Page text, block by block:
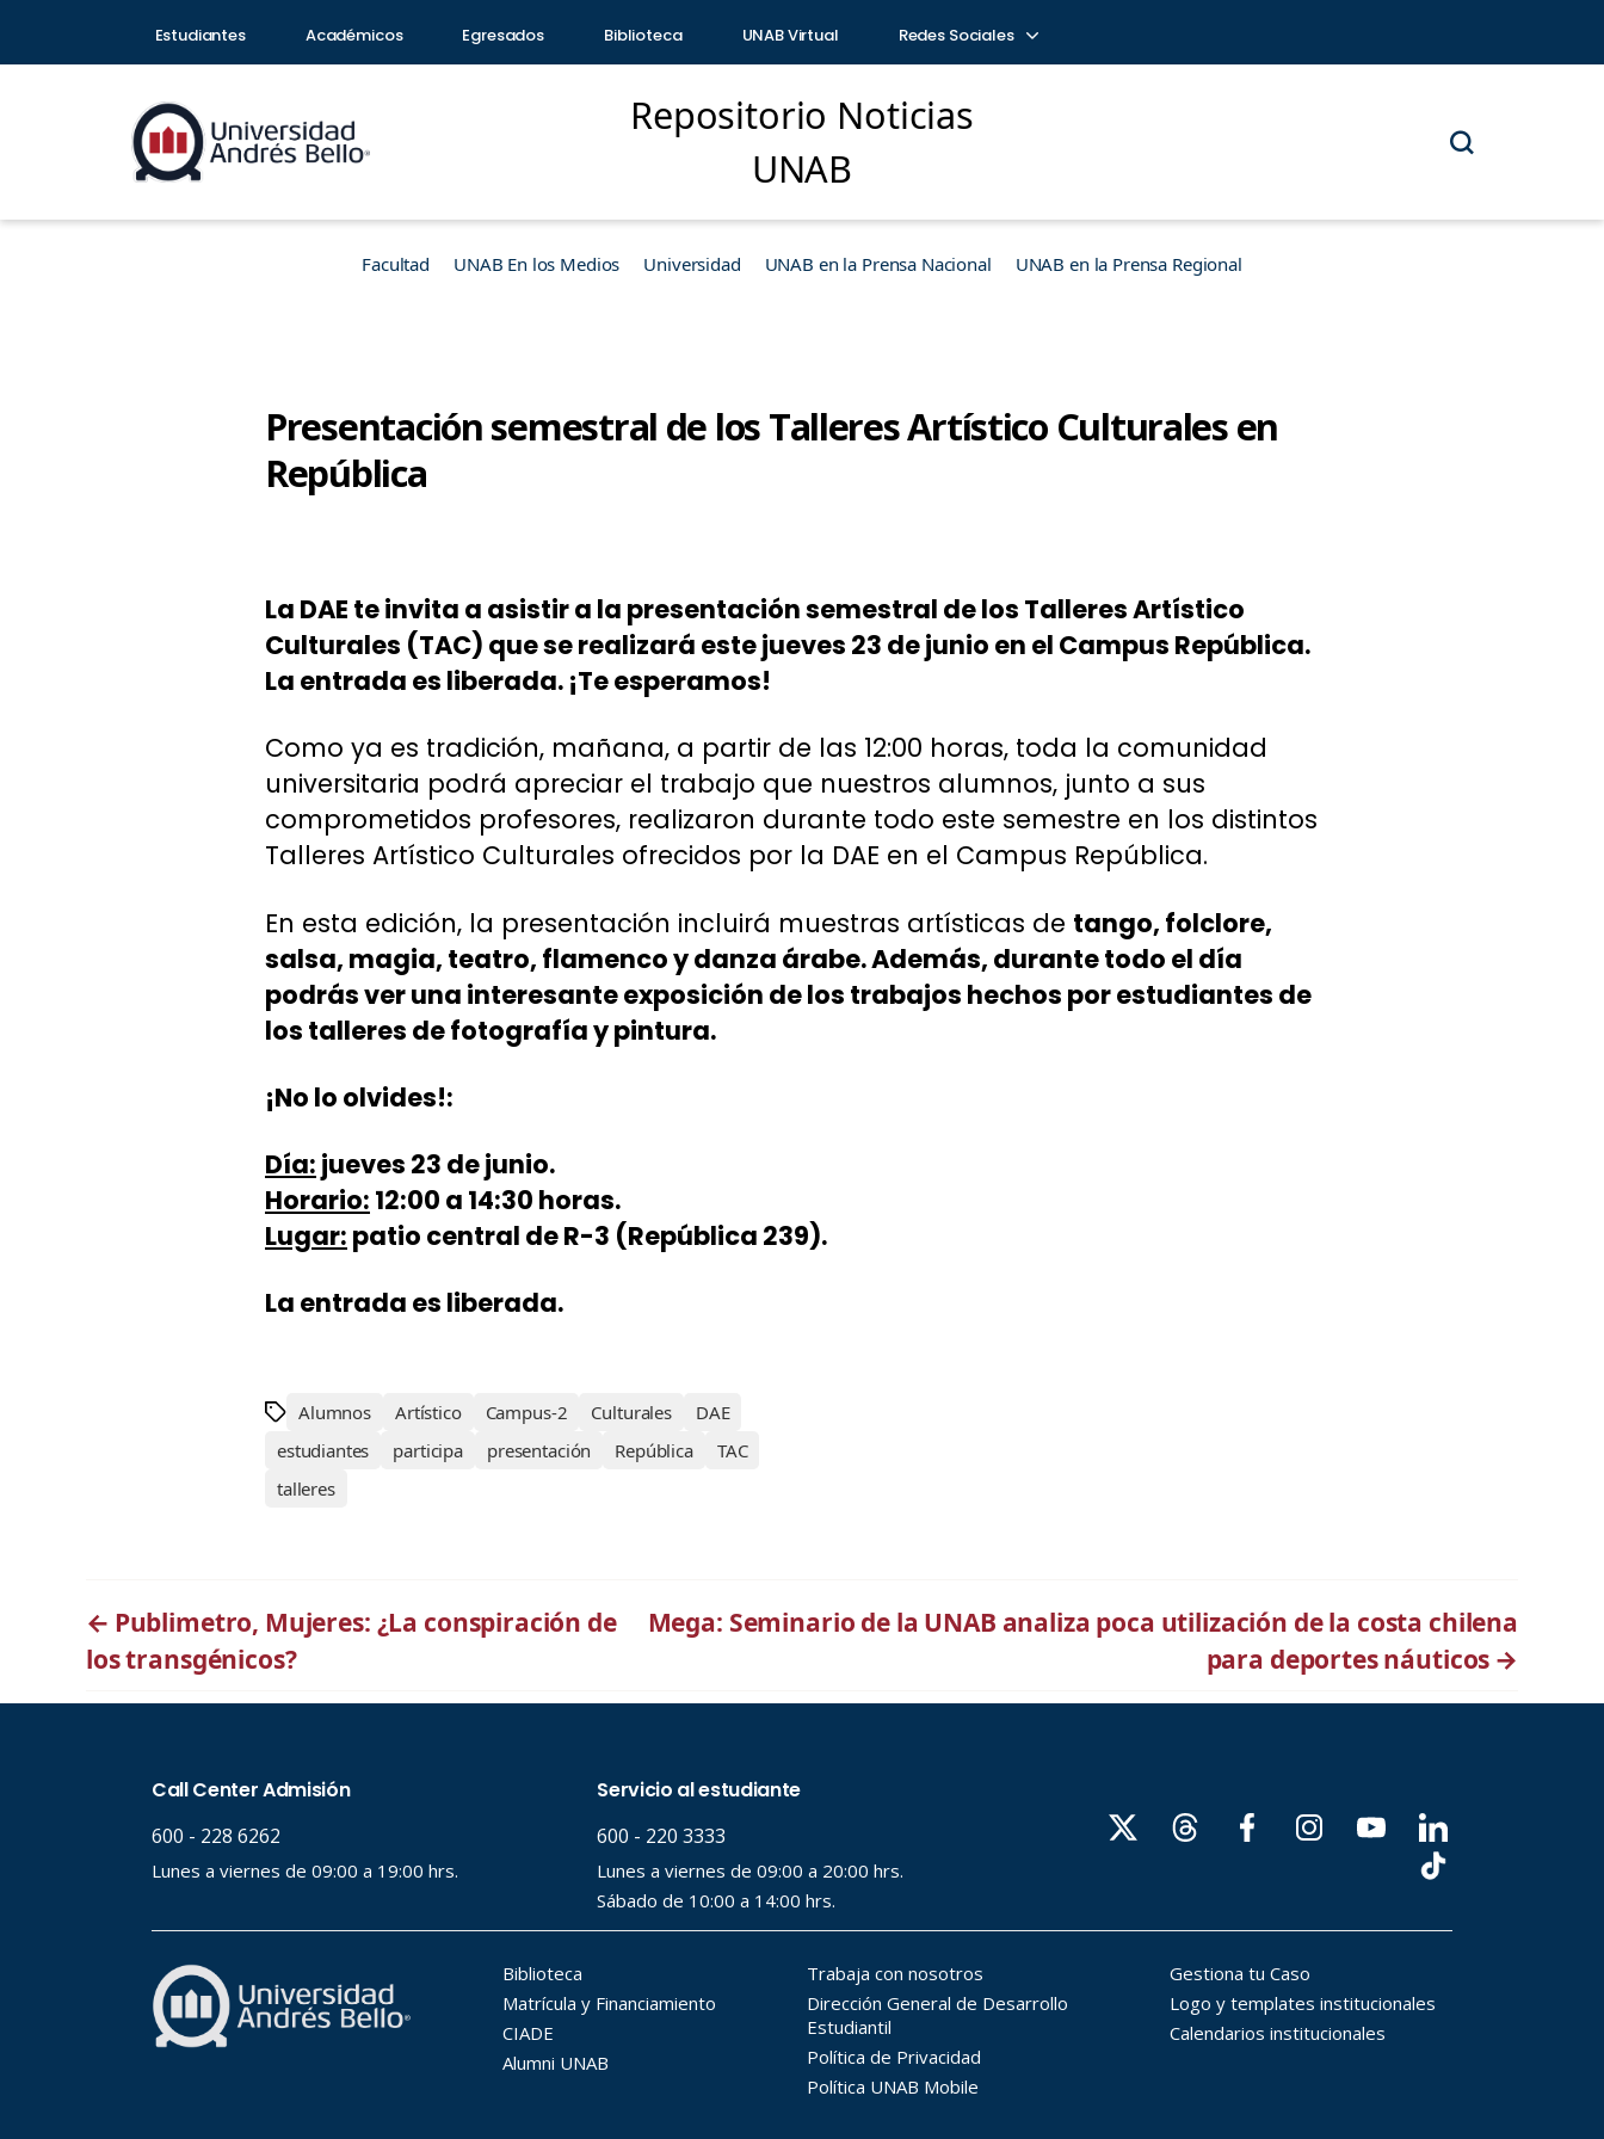
Estudiantes Académicos Egresados Biblioteca UNAB Virtual Redes Sociales
Repositorio Noticias
UNAB
Facultad UNAB En los Medios Universidad UNAB en la Prensa Nacional UNAB en la Prensa Regional
Presentación semestral de los Talleres Artístico Culturales en
República
La DAE te invita a asistir a la presentación semestral de los Talleres Artístico
Culturales (TAC) que se realizará este jueves 23 de junio en el Campus República.
La entrada es liberada. ¡Te esperamos!
Como ya es tradición, mañana, a partir de las 12:00 horas, toda la comunidad
universitaria podrá apreciar el trabajo que nuestros alumnos, junto a sus
comprometidos profesores, realizaron durante todo este semestre en los distintos
Talleres Artístico Culturales ofrecidos por la DAE en el Campus República.
En esta edición, la presentación incluirá muestras artísticas de tango, folclore,
salsa, magia, teatro, flamenco y danza árabe. Además, durante todo el día
podrás ver una interesante exposición de los trabajos hechos por estudiantes de
los talleres de fotografía y pintura.
¡No lo olvides!:
Día: jueves 23 de junio.
Horario: 12:00 a 14:30 horas.
Lugar: patio central de R-3 (República 239).
La entrada es liberada.
Alumnos Artístico Campus-2 Culturales
DAE
estudiantes
participa presentación República
TAC
talleres
← Publimetro, Mujeres: ¿La conspiración de
los transgénicos?
Mega: Seminario de la UNAB analiza poca utilización de la costa chilena
para deportes náuticos →